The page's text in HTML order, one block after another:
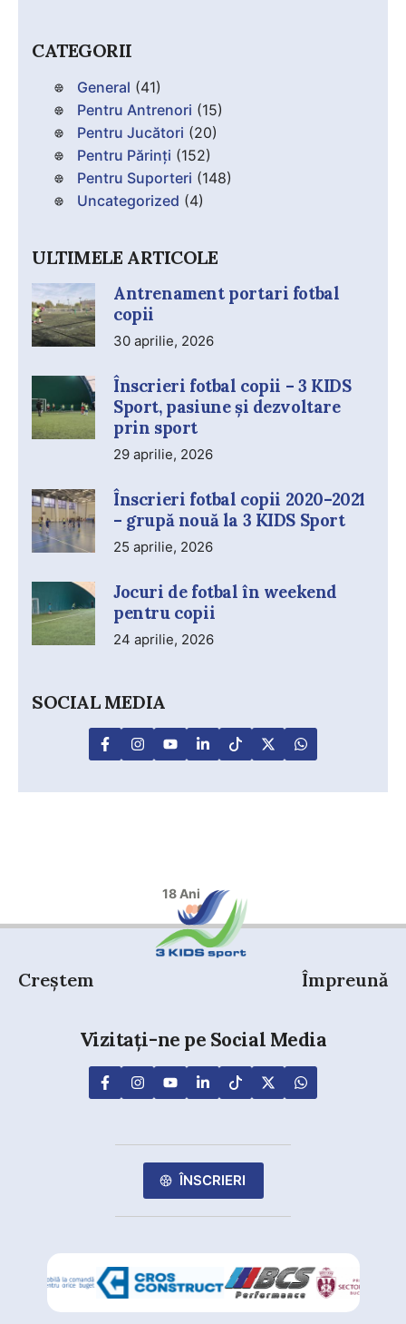
CATEGORII
General (41)
Pentru Antrenori (15)
Pentru Jucători (20)
Pentru Părinți (152)
Pentru Suporteri (148)
Uncategorized (4)
ULTIMELE ARTICOLE
Antrenament portari fotbal
copii
30 aprilie, 2026
Înscrieri fotbal copii – 3 KIDS
Sport, pasiune și dezvoltare
prin sport
29 aprilie, 2026
Înscrieri fotbal copii 2020–2021
– grupă nouă la 3 KIDS Sport
25 aprilie, 2026
Jocuri de fotbal în weekend
pentru copii
24 aprilie, 2026
SOCIAL MEDIA
18 Ani
Creștem Împreună
Vizitați-ne pe Social Media
ÎNSCRIERI